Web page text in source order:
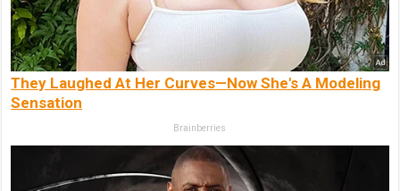
They Laughed At Her Curves—Now She's A Modeling
Sensation
Brainberries